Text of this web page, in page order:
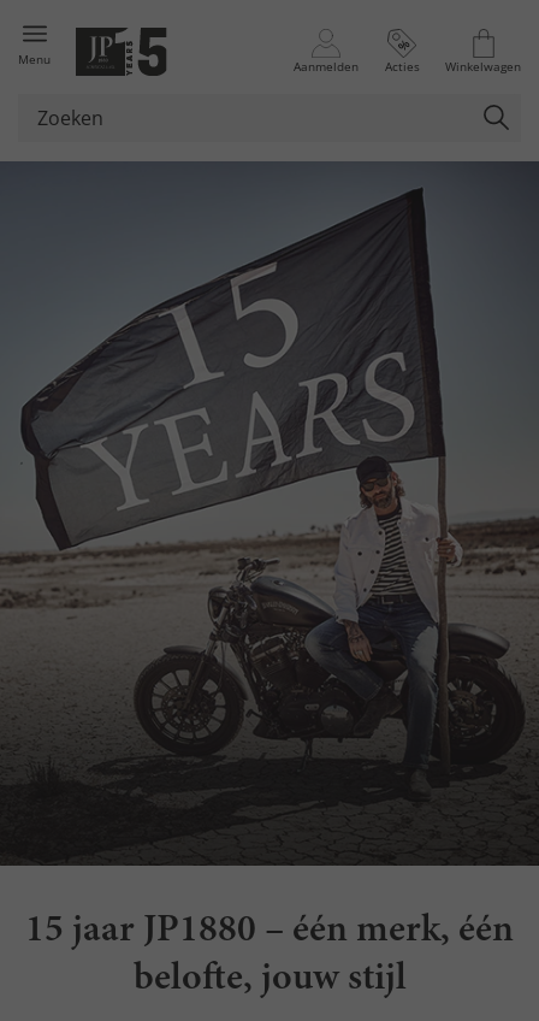
Menu Aanmelden Acties Winkelwagen
15 jaar JP1880 – één merk, één
belofte, jouw stijl